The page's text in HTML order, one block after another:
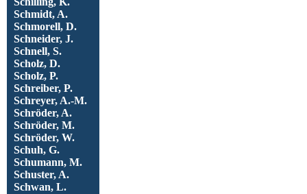
Schmidt, A.
Schmorell, D.
Schneider, J.
Schnell, S.
Scholz, D.
Scholz, P.
Schreiber, P.
Schreyer, A.-M.
Schröder, A.
Schröder, M.
Schröder, W.
Schuh, G.
Schumann, M.
Schuster, A.
Schwan, L.